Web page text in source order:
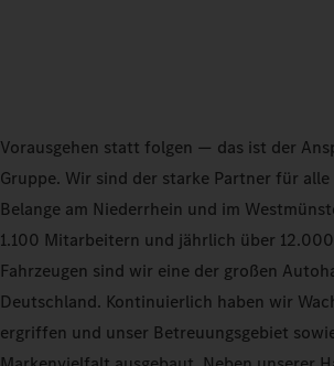
Vorausgehen statt folgen — das ist der
Gruppe. Wir sind der starke Partner für
Belange am Niederrhein und im
1.100 Mitarbeitern und jährlich über
Fahrzeugen sind wir eine der großen
Deutschland. Kontinuierlich haben wir
ergriffen und unser Betreuungsgebiet